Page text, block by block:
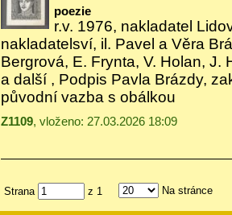
poezie
r.v. 1976, nakladatel
nakladatelsví, il. Pavel a Věra
Bergrová, E. Frynta, V. Holan, J.
a další , Podpis Pavla Brázdy,
původní vazba s obálkou
Z1109, vloženo: 27.03.2026 18:09
Strana z 1 Na stránce